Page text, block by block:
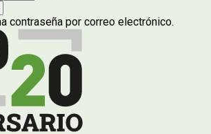
contraseña por correo electrónico.